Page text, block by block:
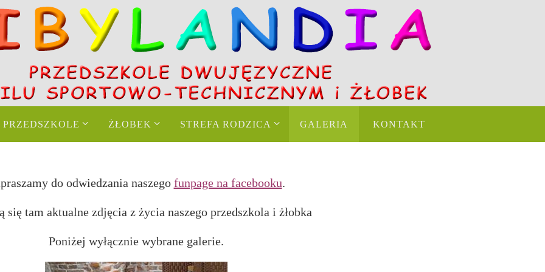
PRZEDSZKOLE ŻŁOBEK STREFA RODZICA GALERIA KONTAKT
do odwiedzania naszego funpage na facebooku.
się tam aktualne zdjęcia z życia naszego przedszkola i żłobka
Poniżej wyłącznie wybrane galerie.